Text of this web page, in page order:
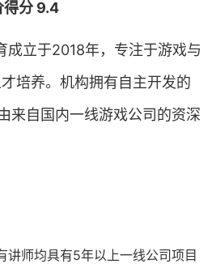
分 9.4
成立于2018年，专注于游戏与
培养。机构拥有自主开发的
来自国内一线游戏公司的资深
讲师均具有5年以上一线公司项目